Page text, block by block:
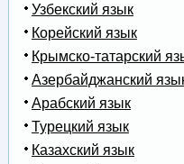
Узбекский язык
Корейский язык
Крымско-татарский
Азербайджанский
Арабский язык
Турецкий язык
Казахский язык